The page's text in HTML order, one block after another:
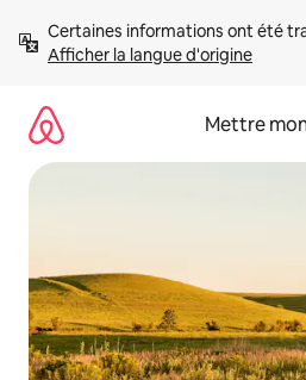
directement
Afficher la langue d'origine
Mettre